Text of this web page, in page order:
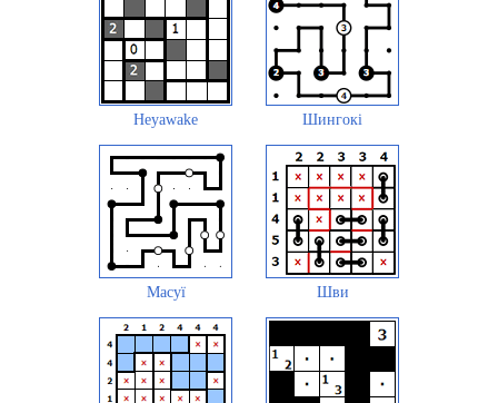
Heyawake Шингокі
Масуї Шви